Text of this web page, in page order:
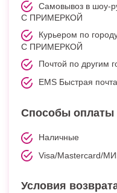
Самовывоз в шоу-
С ПРИМЕРКОЙ
Курьером по
С ПРИМЕРКОЙ
Почтой по другим
EMS Быстрая почта
Способы оплаты
Наличные
Visa/Mastercard/
Условия